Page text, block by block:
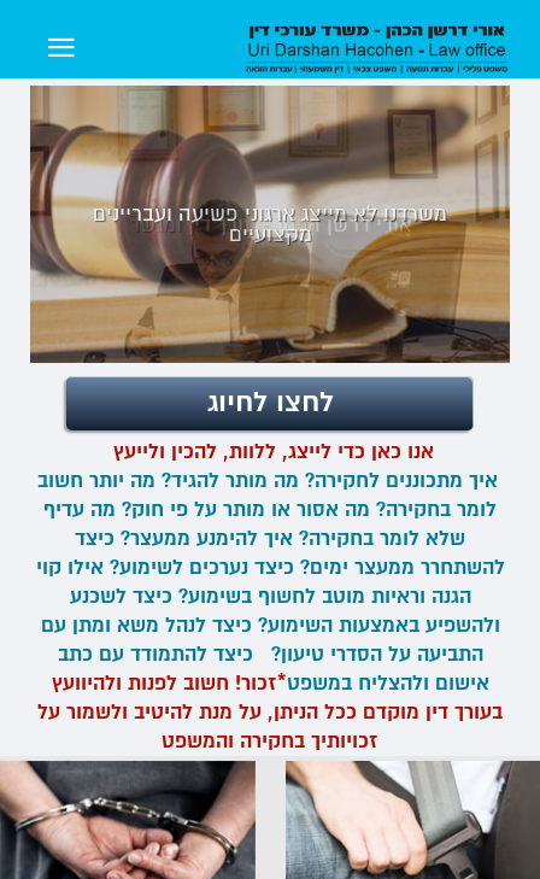
משרדנו לא מייצג ארגוני פשיעה ועבריינים
מקצועיים
אורי דרשן הכהן - עורך דין ומגשר
אורי דרשן הכהן - עורך דין ומגשר
אורי דרשן הכהן - עורך דין ומגשר
לחצו לחיוג
אנו כאן כדי לייצג, ללוות, להכין ולייעץ
איך מתכוננים לחקירה? מה מותר להגיד? מה יותר חשוב
לומר בחקירה? מה אסור או מותר על פי חוק? מה עדיף
שלא לומר בחקירה? איך להימנע ממעצר? כיצד
להשתחרר ממעצר ימים? כיצד נערכים לשימוע? אילו קוי
הגנה וראיות מוטב לחשוף בשימוע? כיצד לשכנע
ולהשפיע באמצעות השימוע? כיצד לנהל משא ומתן עם
התביעה על הסדרי טיעון? כיצד להתמודד עם כתב
אישום ולהצליח במשפט*זכור! חשוב לפנות ולהיוועץ
בעורך דין מוקדם ככל הניתן, על מנת להיטיב ולשמור על
זכויותיך בחקירה והמשפט